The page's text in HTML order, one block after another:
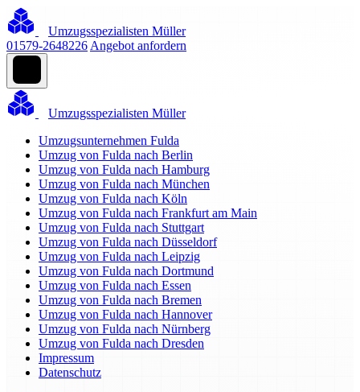
Umzugsspezialisten Müller
01579-2648226 Angebot anfordern
Umzugsspezialisten Müller
Umzugsunternehmen Fulda
Umzug von Fulda nach Berlin
Umzug von Fulda nach Hamburg
Umzug von Fulda nach München
Umzug von Fulda nach Köln
Umzug von Fulda nach Frankfurt am Main
Umzug von Fulda nach Stuttgart
Umzug von Fulda nach Düsseldorf
Umzug von Fulda nach Leipzig
Umzug von Fulda nach Dortmund
Umzug von Fulda nach Essen
Umzug von Fulda nach Bremen
Umzug von Fulda nach Hannover
Umzug von Fulda nach Nürnberg
Umzug von Fulda nach Dresden
Impressum
Datenschutz